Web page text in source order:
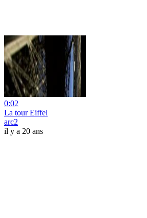
0:02
La tour Eiffel
arc2
il y a 20 ans